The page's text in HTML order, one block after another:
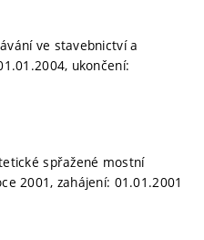
ve stavebnictví a
ukončení:
spřažené mostní
2001, zahájení: 01.01.2001